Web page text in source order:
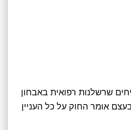
שרשלנות רפואית באבחון
אומר החוק על כל העניין